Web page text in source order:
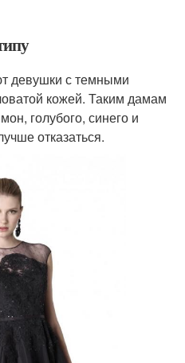
девушки с темными
кожей. Таким дамам
голубого, синего и
отказаться.